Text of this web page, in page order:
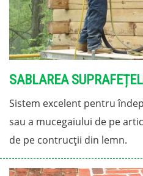
SABLAREA
Sistem excelent pentru
sau a mucegaiului de pe
de pe contrucții din lemn.